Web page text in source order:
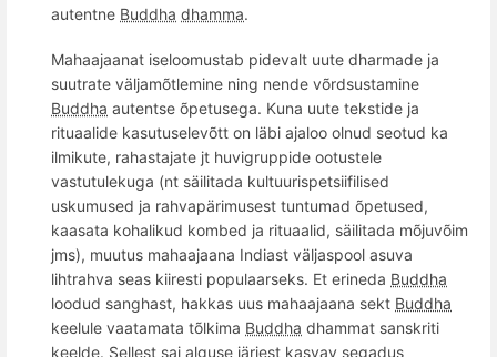
autentne Buddha dhamma.
Mahaajaanat iseloomustab pidevalt uute dharmade ja
suutrate väljamõtlemine ning nende võrdsustamine
Buddha autentse õpetusega. Kuna uute tekstide ja
rituaalide kasutuselevõtt on läbi ajaloo olnud seotud ka
ilmikute, rahastajate jt huvigruppide ootustele
vastutulekuga (nt säilitada kultuurispetsiifilised
uskumused ja rahvapärimusest tuntumad õpetused,
kaasata kohalikud kombed ja rituaalid, säilitada mõjuvõim
jms), muutus mahaajaana Indiast väljaspool asuva
lihtrahva seas kiiresti populaarseks. Et erineda Buddha
loodud sanghast, hakkas uus mahaajaana sekt Buddha
keelule vaatamata tõlkima Buddha dhammat sanskriti
keelde. Sellest sai alguse järjest kasvav segadus